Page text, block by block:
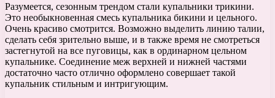
Разумеется, сезонным трендом стали купальники трикини.
Это необыкновенная смесь купальника бикини и цельного.
Очень красиво смотрится. Возможно выделить линию талии,
сделать себя зрительно выше, и в также время не смотреться
застегнутой на все пуговицы, как в ординарном цельном
купальнике. Соединение меж верхней и нижней частями
достаточно часто отлично оформлено совершает такой
купальник стильным и интригующим.